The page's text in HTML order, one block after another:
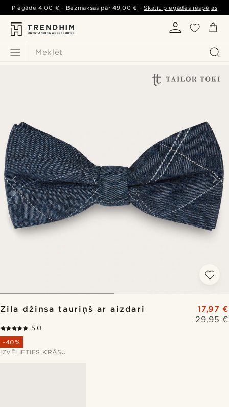
Meklēt
Piegāde4,00 € - Bezmaksas pār49,00 € -Skatīt piegādes iespējas
Zila džinsa tauriņš ar aizdari
29,95 €
17,97 €
5.0
-40%
IZVĒLIETIES KRĀSU